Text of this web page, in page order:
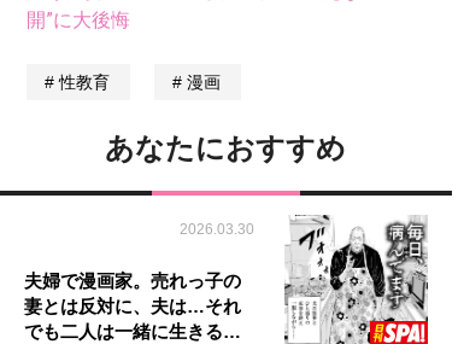
開”に大後悔
性教育 漫画
あなたにおすすめ
2026.03.30
夫婦で漫画家。売れっ子の
妻とは反対に、夫は…それ
でも二人は一緒に生きる…